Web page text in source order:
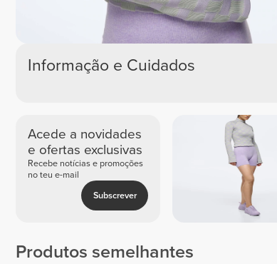
Informação e Cuidados
Acede a novidades
e ofertas exclusivas
Recebe notícias e promoções
no teu e-mail
Subscrever
Produtos semelhantes